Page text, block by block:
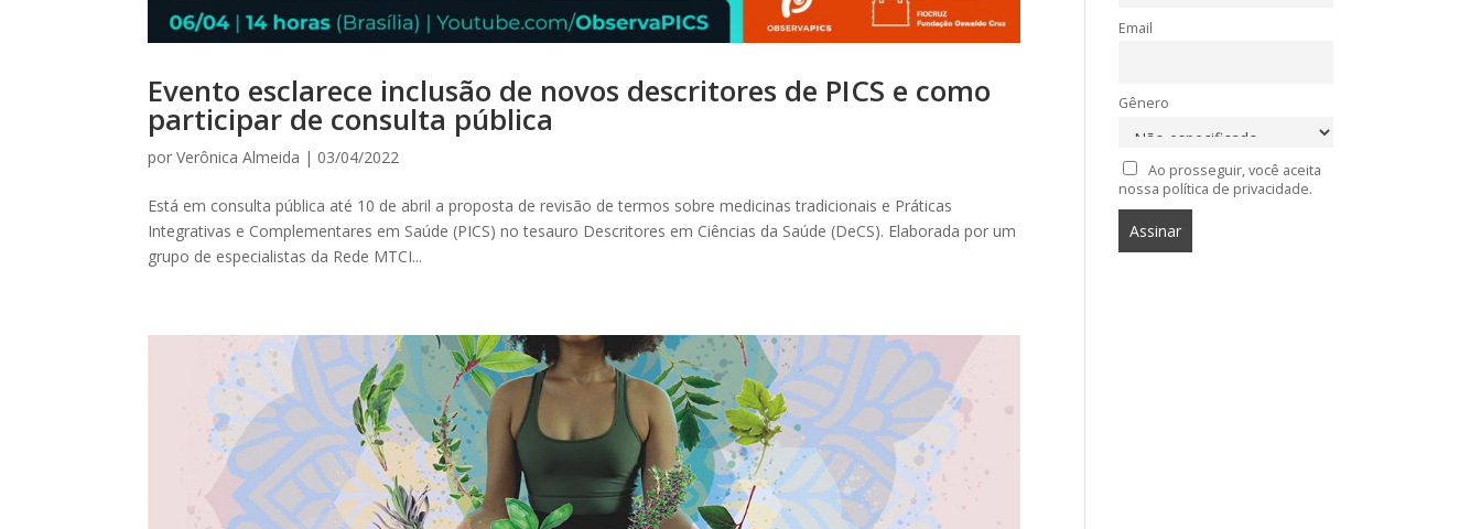
Evento esclarece inclusão de novos descritores de PICS e como
participar de consulta pública
porVerônica Almeida | 03/04/2022
Está em consulta pública até 10 de abril a proposta de revisão de termos sobre medicinas tradicionais e Práticas
Integrativas e Complementares em Saúde (PICS) no tesauro Descritores em Ciências da Saúde (DeCS). Elaborada por um
grupo de especialistas da Rede MTCI...
Email
Gênero
Ao prosseguir, você aceita
nossa política de privacidade.